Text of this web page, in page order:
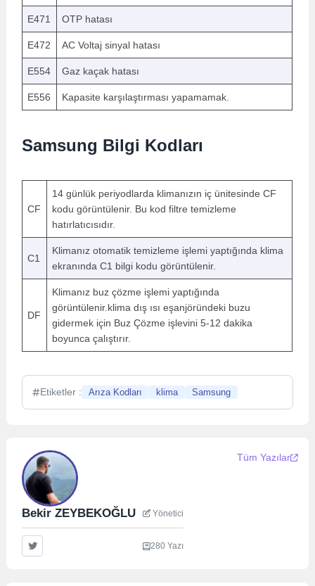
E471 OTP hatası
E472 AC Voltaj sinyal hatası
E554 Gaz kaçak hatası
E556 Kapasite karşılaştırması yapamamak.
Samsung Bilgi Kodları
CF
14 günlük periyodlarda klimanızın iç ünitesinde CF
kodu görüntülenir. Bu kod filtre temizleme
hatırlatıcısıdır.
C1
Klimanız otomatik temizleme işlemi yaptığında klima
ekranında C1 bilgi kodu görüntülenir.
DF
Klimanız buz çözme işlemi yaptığında
görüntülenir.klima dış ısı eşanjöründeki buzu
gidermek için Buz Çözme işlevini 5-12 dakika
boyunca çalıştırır.
Etiketler : Arıza Kodları klima Samsung
Bekir ZEYBEKOĞLU Yönetici
Tüm Yazılar
280 Yazı